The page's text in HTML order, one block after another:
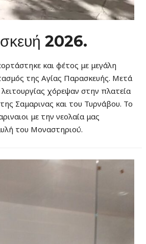
2026.
και φέτος με μεγάλη
της Αγίας Παρασκευής. Μετά
χόρεψαν στην πλατεία
Σαμαρινας και του Τυρνάβου. Το
με την νεολαία μας
του Μοναστηριού.